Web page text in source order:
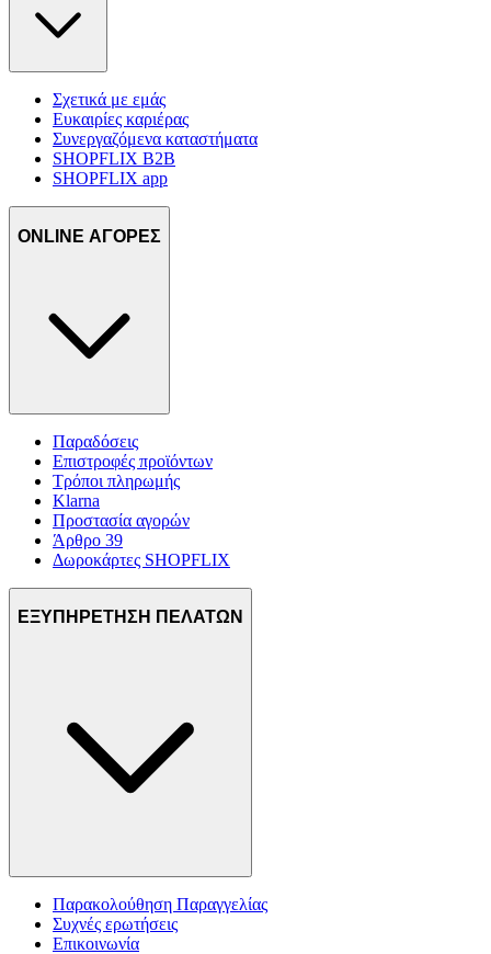
Σχετικά με εμάς
Ευκαιρίες καριέρας
Συνεργαζόμενα καταστήματα
SHOPFLIX B2B
SHOPFLIX app
ONLINE ΑΓΟΡΕΣ
Παραδόσεις
Επιστροφές προϊόντων
Τρόποι πληρωμής
Klarna
Προστασία αγορών
Άρθρο 39
Δωροκάρτες SHOPFLIX
ΕΞΥΠΗΡΕΤΗΣΗ ΠΕΛΑΤΩΝ
Παρακολούθηση Παραγγελίας
Συχνές ερωτήσεις
Επικοινωνία